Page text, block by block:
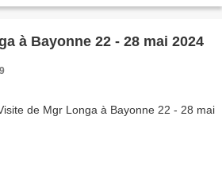
à Bayonne 22 - 28 mai 2024